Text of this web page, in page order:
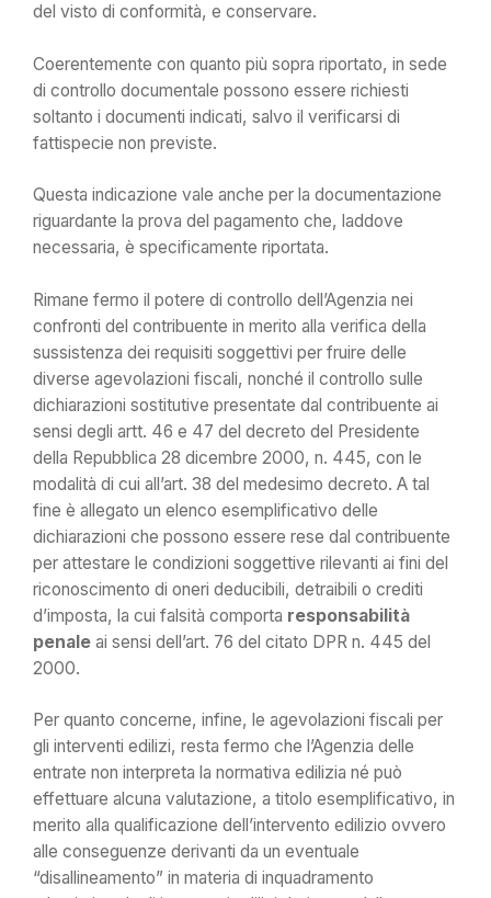
del visto di conformità, e conservare.
Coerentemente con quanto più sopra riportato, in sede
di controllo documentale possono essere richiesti
soltanto i documenti indicati, salvo il verificarsi di
fattispecie non previste.
Questa indicazione vale anche per la documentazione
riguardante la prova del pagamento che, laddove
necessaria, è specificamente riportata.
Rimane fermo il potere di controllo dell’Agenzia nei
confronti del contribuente in merito alla verifica della
sussistenza dei requisiti soggettivi per fruire delle
diverse agevolazioni fiscali, nonché il controllo sulle
dichiarazioni sostitutive presentate dal contribuente ai
sensi degli artt. 46 e 47 del decreto del Presidente
della Repubblica 28 dicembre 2000, n. 445, con le
modalità di cui all’art. 38 del medesimo decreto. A tal
fine è allegato un elenco esemplificativo delle
dichiarazioni che possono essere rese dal contribuente
per attestare le condizioni soggettive rilevanti ai fini del
riconoscimento di oneri deducibili, detraibili o crediti
d’imposta, la cui falsità comporta responsabilità
penale ai sensi dell’art. 76 del citato DPR n. 445 del
2000.
Per quanto concerne, infine, le agevolazioni fiscali per
gli interventi edilizi, resta fermo che l’Agenzia delle
entrate non interpreta la normativa edilizia né può
effettuare alcuna valutazione, a titolo esemplificativo, in
merito alla qualificazione dell’intervento edilizio ovvero
alle conseguenze derivanti da un eventuale
“disallineamento” in materia di inquadramento